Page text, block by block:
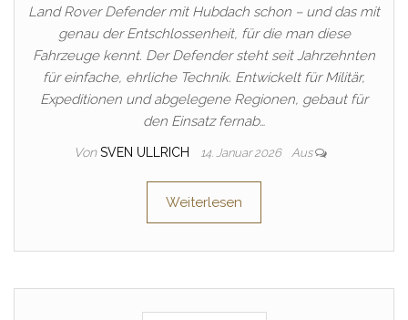
Land Rover Defender mit Hubdach schon – und das mit
genau der Entschlossenheit, für die man diese
Fahrzeuge kennt. Der Defender steht seit Jahrzehnten
für einfache, ehrliche Technik. Entwickelt für Militär,
Expeditionen und abgelegene Regionen, gebaut für
den Einsatz fernab…
Von SVEN ULLRICH 14. Januar 2026 Aus
Weiterlesen